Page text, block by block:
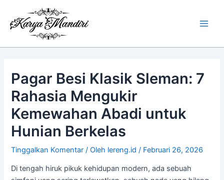
konten
Pagar Besi Klasik Sleman: 7
Rahasia Mengukir
Kemewahan Abadi untuk
Hunian Berkelas
Tinggalkan Komentar / Oleh lereng.id/ Februari 26, 2026
Di tengah hiruk pikuk kehidupan modern, ada sebuah